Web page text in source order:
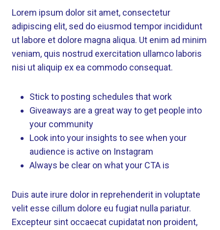
Lorem ipsum dolor sit amet, consectetur
adipiscing elit, sed do eiusmod tempor incididunt
ut labore et dolore magna aliqua. Ut enim ad minim
veniam, quis nostrud exercitation ullamco laboris
nisi ut aliquip ex ea commodo consequat.
Stick to posting schedules that work
Giveaways are a great way to get people into
your community
Look into your insights to see when your
audience is active on Instagram
Always be clear on what your CTA is
Duis aute irure dolor in reprehenderit in voluptate
velit esse cillum dolore eu fugiat nulla pariatur.
Excepteur sint occaecat cupidatat non proident,